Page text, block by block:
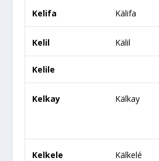
Kelifa Kälifa
Kelil Kälil
Kelile
Kelkay Kälkay
Kelkele Kälkelé